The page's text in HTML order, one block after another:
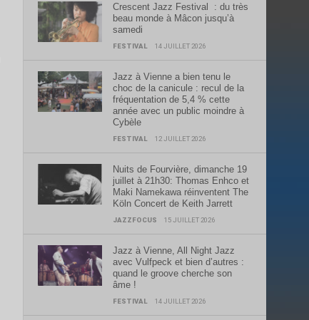
Crescent Jazz Festival : du très
beau monde à Mâcon jusqu’à
samedi
FESTIVAL 14 JUILLET 2026
Jazz à Vienne a bien tenu le
choc de la canicule : recul de la
fréquentation de 5,4 % cette
année avec un public moindre à
Cybèle
FESTIVAL 12 JUILLET 2026
Nuits de Fourvière, dimanche 19
juillet à 21h30: Thomas Enhco et
Maki Namekawa réinventent The
Köln Concert de Keith Jarrett
JAZZFOCUS 15 JUILLET 2026
Jazz à Vienne, All Night Jazz
avec Vulfpeck et bien d’autres :
quand le groove cherche son
âme !
FESTIVAL 14 JUILLET 2026